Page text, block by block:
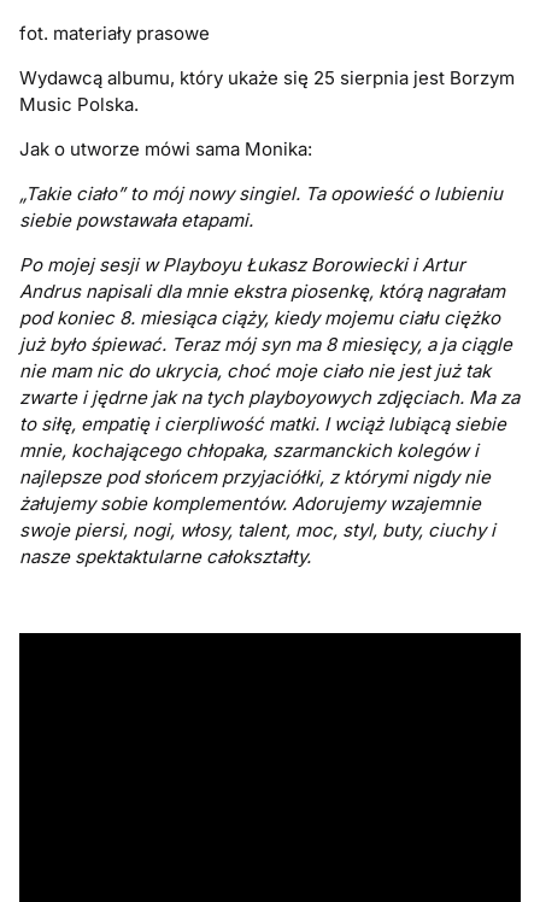
fot. materiały prasowe
Wydawcą albumu, który ukaże się 25 sierpnia jest Borzym
Music Polska.
Jak o utworze mówi sama Monika:
„Takie ciało” to mój nowy singiel. Ta opowieść o lubieniu
siebie powstawała etapami.
Po mojej sesji w Playboyu Łukasz Borowiecki i Artur
Andrus napisali dla mnie ekstra piosenkę, którą nagrałam
pod koniec 8. miesiąca ciąży, kiedy mojemu ciału ciężko
już było śpiewać. Teraz mój syn ma 8 miesięcy, a ja ciągle
nie mam nic do ukrycia, choć moje ciało nie jest już tak
zwarte i jędrne jak na tych playboyowych zdjęciach. Ma za
to siłę, empatię i cierpliwość matki. I wciąż lubiącą siebie
mnie, kochającego chłopaka, szarmanckich kolegów i
najlepsze pod słońcem przyjaciółki, z którymi nigdy nie
żałujemy sobie komplementów. Adorujemy wzajemnie
swoje piersi, nogi, włosy, talent, moc, styl, buty, ciuchy i
nasze spektaktularne całokształty.